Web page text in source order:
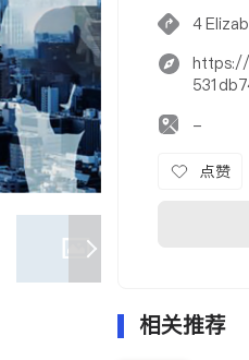
https://
-
点赞
相关推荐